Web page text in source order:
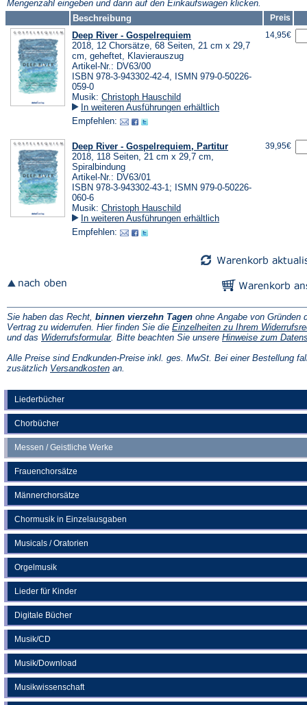
Liederbücher
Chorbücher
Messen / Geistliche Werke
Frauenchorsätze
Männerchorsätze
Chormusik in Einzelausgaben
Musicals / Oratorien
Orgelmusik
Lieder für Kinder
Digitale Bücher
Musik/CD
Musik/Download
Musikwissenschaft
Mengenzahl eingeben und dann auf den Einkaufswagen klicken.
Beschreibung
Preis
Deep River - Gospelrequiem
2018, 12 Chorsätze, 68 Seiten, 21 cm x 29,7
cm, geheftet, Klavierauszug
Artikel-Nr.: DV63/00
ISBN 978-3-943302-42-4, ISMN 979-0-50226-
059-0
Musik: Christoph Hauschild
In weiteren Ausführungen erhältlich
Empfehlen:
14,95€
Deep River - Gospelrequiem, Partitur
2018, 118 Seiten, 21 cm x 29,7 cm,
Spiralbindung
Artikel-Nr.: DV63/01
ISBN 978-3-943302-43-1; ISMN 979-0-50226-
060-6
Musik: Christoph Hauschild
In weiteren Ausführungen erhältlich
Empfehlen:
39,95€
Sie haben das Recht, binnen vierzehn Tagen ohne Angabe von Gründen
Vertrag zu widerrufen. Hier finden Sie die Einzelheiten zu Ihrem
und das Widerrufsformular(Öffnet
einem
neuen
. Bitte beachten Sie unsere Hinweise zum
Alle Preise sind Endkunden-Preise inkl. ges. MwSt. Bei einer Bestellung
zusätzlich Versandkosten(Öffnet
an.